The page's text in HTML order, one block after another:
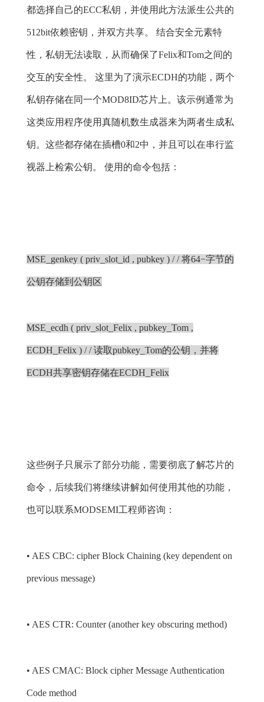
都选择自己的ECC私钥，并使用此方法派生公共的
512bit依赖密钥，并双方共享。 结合安全元素特
性，私钥无法读取，从而确保了Felix和Tom之间的
交互的安全性。 这里为了演示ECDH的功能，两个
私钥存储在同一个MOD8ID芯片上。该示例通常为
这类应用程序使用真随机数生成器来为两者生成私
钥。这些都存储在插槽0和2中，并且可以在串行监
视器上检索公钥。 使用的命令包括：
MSE_genkey ( priv_slot_id , pubkey ) / / 将64−字节的
公钥存储到公钥区
MSE_ecdh ( priv_slot_Felix , pubkey_Tom ,
ECDH_Felix ) / / 读取pubkey_Tom的公钥，并将
ECDH共享密钥存储在ECDH_Felix
这些例子只展示了部分功能，需要彻底了解芯片的
命令，后续我们将继续讲解如何使用其他的功能，
也可以联系MODSEMI工程师咨询：
• AES CBC: cipher Block Chaining (key dependent on
previous message)
• AES CTR: Counter (another key obscuring method)
• AES CMAC: Block cipher Message Authentication
Code method